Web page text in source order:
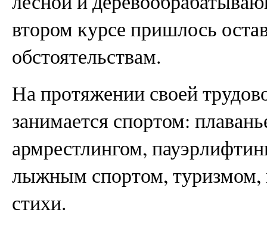
втором курсе пришлось
обстоятельствам.
На протяжении своей
занимается спортом:
армрестлингом,
лыжным спортом, туризмом,
стихи.